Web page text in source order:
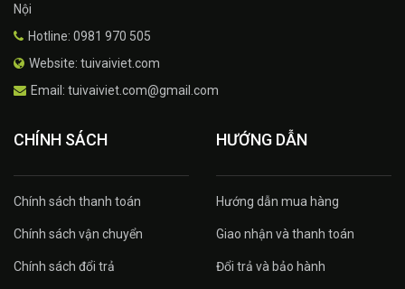
Nội
Hotline: 0981 970 505
Website: tuivaiviet.com
Email: tuivaiviet.com@gmail.com
CHÍNH SÁCH
Chính sách thanh toán
Chính sách vận chuyển
Chính sách đổi trả
HƯỚNG DẪN
Hướng dẫn mua hàng
Giao nhận và thanh toán
Đổi trả và bảo hành